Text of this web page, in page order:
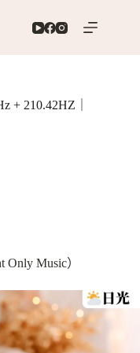
+ 210.42HZ｜
Music）